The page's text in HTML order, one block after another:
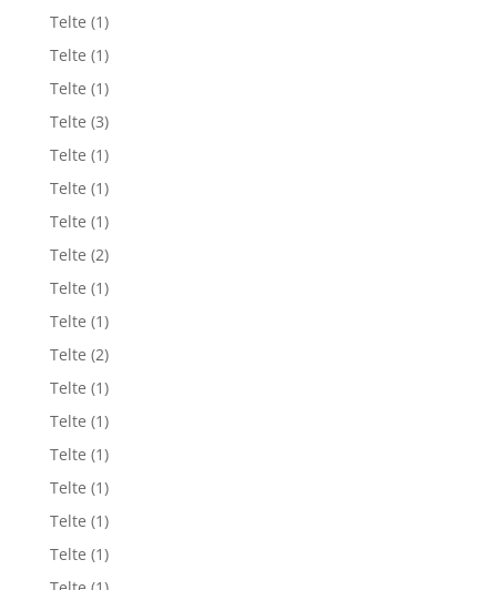
Telte (1)
Telte (1)
Telte (1)
Telte (3)
Telte (1)
Telte (1)
Telte (1)
Telte (2)
Telte (1)
Telte (1)
Telte (2)
Telte (1)
Telte (1)
Telte (1)
Telte (1)
Telte (1)
Telte (1)